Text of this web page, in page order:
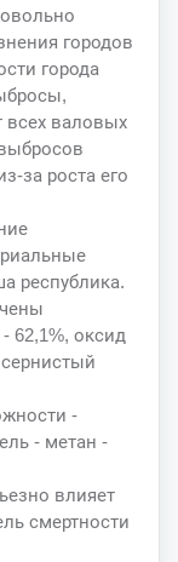
городов
города
всех валовых
за роста его
республика.
62,1%, оксид
сернистый
-
- метан -
влияет
смертности